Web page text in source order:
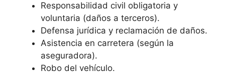
Responsabilidad civil obligatoria y
voluntaria (daños a terceros).
Defensa jurídica y reclamación de daños.
Asistencia en carretera (según la
aseguradora).
Robo del vehículo.